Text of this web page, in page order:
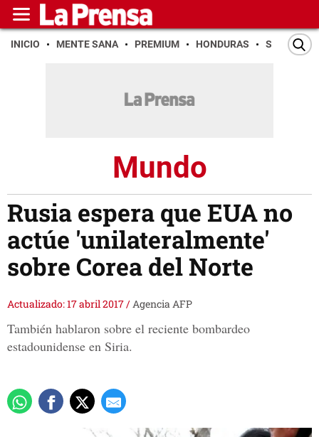
INICIO MENTE SANA PREMIUM HONDURAS SAN PEDRO
Mundo
Rusia espera que EUA no
actúe 'unilateralmente'
sobre Corea del Norte
Actualizado: 17 abril 2017/Agencia AFP
También hablaron sobre el reciente bombardeo
estadounidense en Siria.